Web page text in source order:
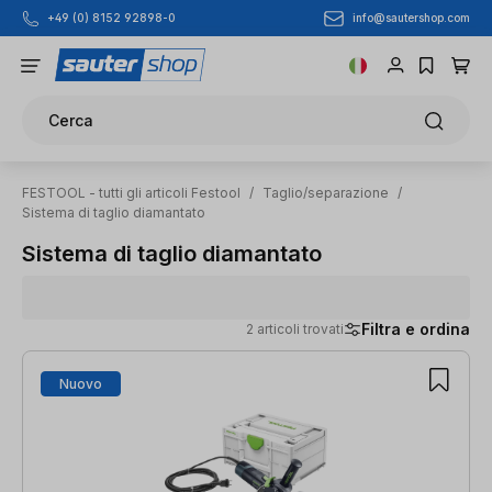
Passa al contenuto principale
+49 (0) 8152 92898-0 info@sautershop.com
Cerca
FESTOOL - tutti gli articoli Festool / Taglio/separazione
/
Sistema di taglio diamantato
Sistema di taglio diamantato
2 articoli trovati Filtra e ordina
2 articoli trovati
Nuovo